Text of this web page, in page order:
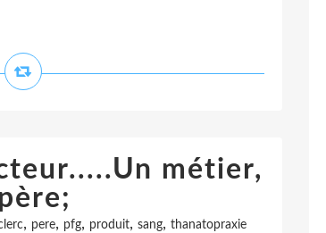
métier,
, pere, pfg, produit, sang, thanatopraxie